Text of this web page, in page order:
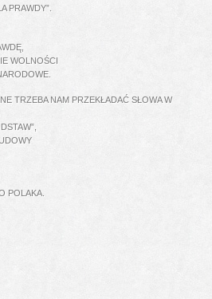
PRAWDY”.
WOLNOŚCI
TRZEBA NAM PRZEKŁADAĆ SŁOWA W
POLAKA.